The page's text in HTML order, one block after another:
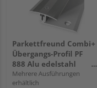
Parkettfreund Combi+
Übergangs-Profil PF
888 Alu edelstahl
eloxiert
Mehrere Ausführungen
erhältlich